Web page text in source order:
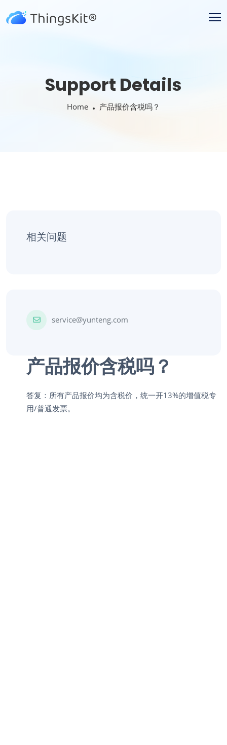
Support Details
Home 产品报价含税吗？
相关问题
service@yunteng.com
产品报价含税吗？
答复：所有产品报价均为含税价，统一开13%的增值税专
用/普通发票。